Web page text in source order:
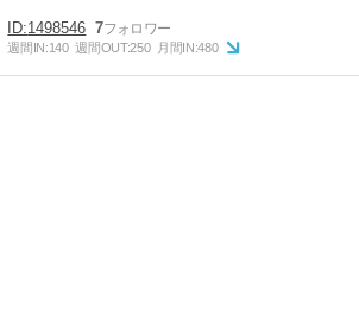
1498546 7
週間IN:140 週間OUT:250 月間IN:480